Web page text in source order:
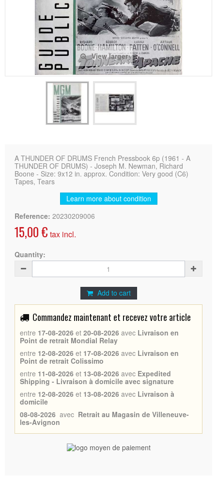
View larger
A THUNDER OF DRUMS French Pressbook 6p (1961 - A
THUNDER OF DRUMS) - Joseph M. Newman, Richard
Boone - Size: 9x12 in. approx. Condition: Very good (C6)
Tapes, Tears
Learn more about condition
Reference: 20230209006
15,00 € tax incl.
Quantity:
Add to cart
Commandez maintenant et recevez votre article
entre 17-08-2026 et 20-08-2026 avec Livraison en
Point de retrait Mondial Relay
entre 12-08-2026 et 17-08-2026 avec Livraison en
Point de retrait Colissimo
entre 11-08-2026 et 13-08-2026 avec Expedited
Shipping - Livraison à domicile avec signature
entre 12-08-2026 et 13-08-2026 avec Livraison à
domicile
08-08-2026 avec Retrait au Magasin de Villeneuve-
les-Avignon